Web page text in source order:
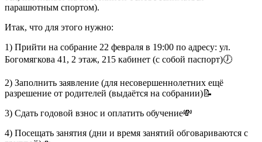
парашютным спортом).
Итак, что для этого нужно:
1) Прийти на собрание 22 февраля в 19:00 по адресу: ул.
Богомягкова 41, 2 этаж, 215 кабинет (с собой паспорт)🕖
2) Заполнить заявление (для несовершеннолетних ещё
разрешение от родителей (выдаётся на собрании)📝
3) Сдать годовой взнос и оплатить обучение💸
4) Посещать занятия (дни и время занятий обговариваются с